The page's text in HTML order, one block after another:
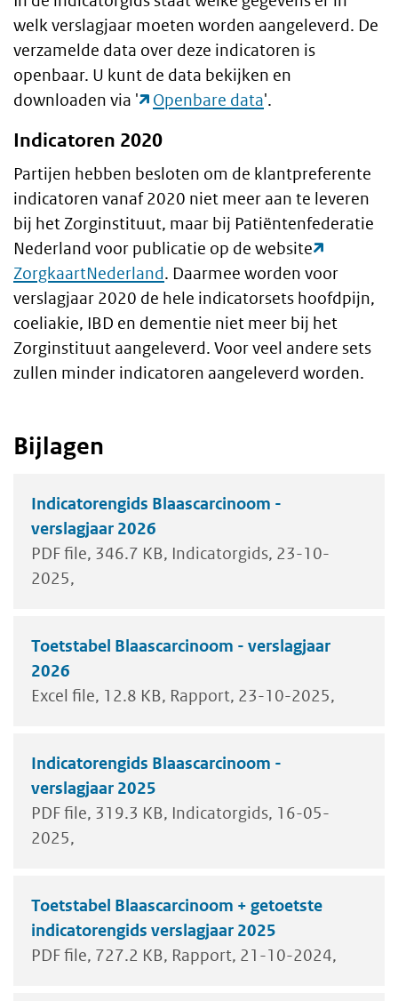
welk verslagjaar moeten worden aangeleverd. De
verzamelde data over deze indicatoren is
openbaar. U kunt de data bekijken en
downloaden via '
Openbare data'.
Indicatoren 2020
Partijen hebben besloten om de klantpreferente
indicatoren vanaf 2020 niet meer aan te leveren
bij het Zorginstituut, maar bij Patiëntenfederatie
Nederland voor publicatie op de website
ZorgkaartNederland. Daarmee worden voor
verslagjaar 2020 de hele indicatorsets hoofdpijn,
coeliakie, IBD en dementie niet meer bij het
Zorginstituut aangeleverd. Voor veel andere sets
zullen minder indicatoren aangeleverd worden.
Bijlagen
Indicatorengids Blaascarcinoom -
verslagjaar 2026
PDF file 346.7 KB Indicatorgids 23-10-
2025
Toetstabel Blaascarcinoom - verslagjaar
2026
Excel file 12.8 KB Rapport 23-10-2025
Indicatorengids Blaascarcinoom -
verslagjaar 2025
PDF file 319.3 KB Indicatorgids 16-05-
2025
Toetstabel Blaascarcinoom + getoetste
indicatorengids verslagjaar 2025
PDF file 727.2 KB Rapport 21-10-2024